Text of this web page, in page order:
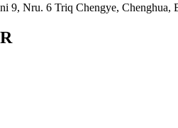
9, Nru. 6 Triq Chengye, Chenghua,